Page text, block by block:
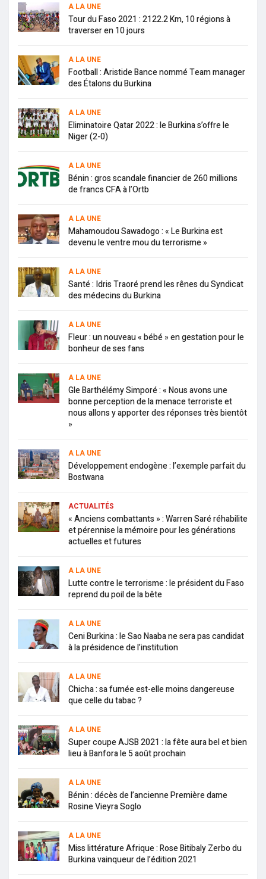
A LA UNE
Tour du Faso 2021 : 2122.2 Km, 10 régions à
traverser en 10 jours
A LA UNE
Football : Aristide Bance nommé Team manager
des Étalons du Burkina
A LA UNE
Eliminatoire Qatar 2022 : le Burkina s’offre le
Niger (2-0)
A LA UNE
Bénin : gros scandale financier de 260 millions
de francs CFA à l’Ortb
A LA UNE
Mahamoudou Sawadogo : « Le Burkina est
devenu le ventre mou du terrorisme »
A LA UNE
Santé : Idris Traoré prend les rênes du Syndicat
des médecins du Burkina
A LA UNE
Fleur : un nouveau « bébé » en gestation pour le
bonheur de ses fans
A LA UNE
Gle Barthélémy Simporé : « Nous avons une
bonne perception de la menace terroriste et
nous allons y apporter des réponses très bientôt
»
A LA UNE
Développement endogène : l’exemple parfait du
Bostwana
ACTUALITÉS
« Anciens combattants » : Warren Saré réhabilite
et pérennise la mémoire pour les générations
actuelles et futures
A LA UNE
Lutte contre le terrorisme : le président du Faso
reprend du poil de la bête
A LA UNE
Ceni Burkina : le Sao Naaba ne sera pas candidat
à la présidence de l’institution
A LA UNE
Chicha : sa fumée est-elle moins dangereuse
que celle du tabac ?
A LA UNE
Super coupe AJSB 2021 : la fête aura bel et bien
lieu à Banfora le 5 août prochain
A LA UNE
Bénin : décès de l’ancienne Première dame
Rosine Vieyra Soglo
A LA UNE
Miss littérature Afrique : Rose Bitibaly Zerbo du
Burkina vainqueur de l’édition 2021